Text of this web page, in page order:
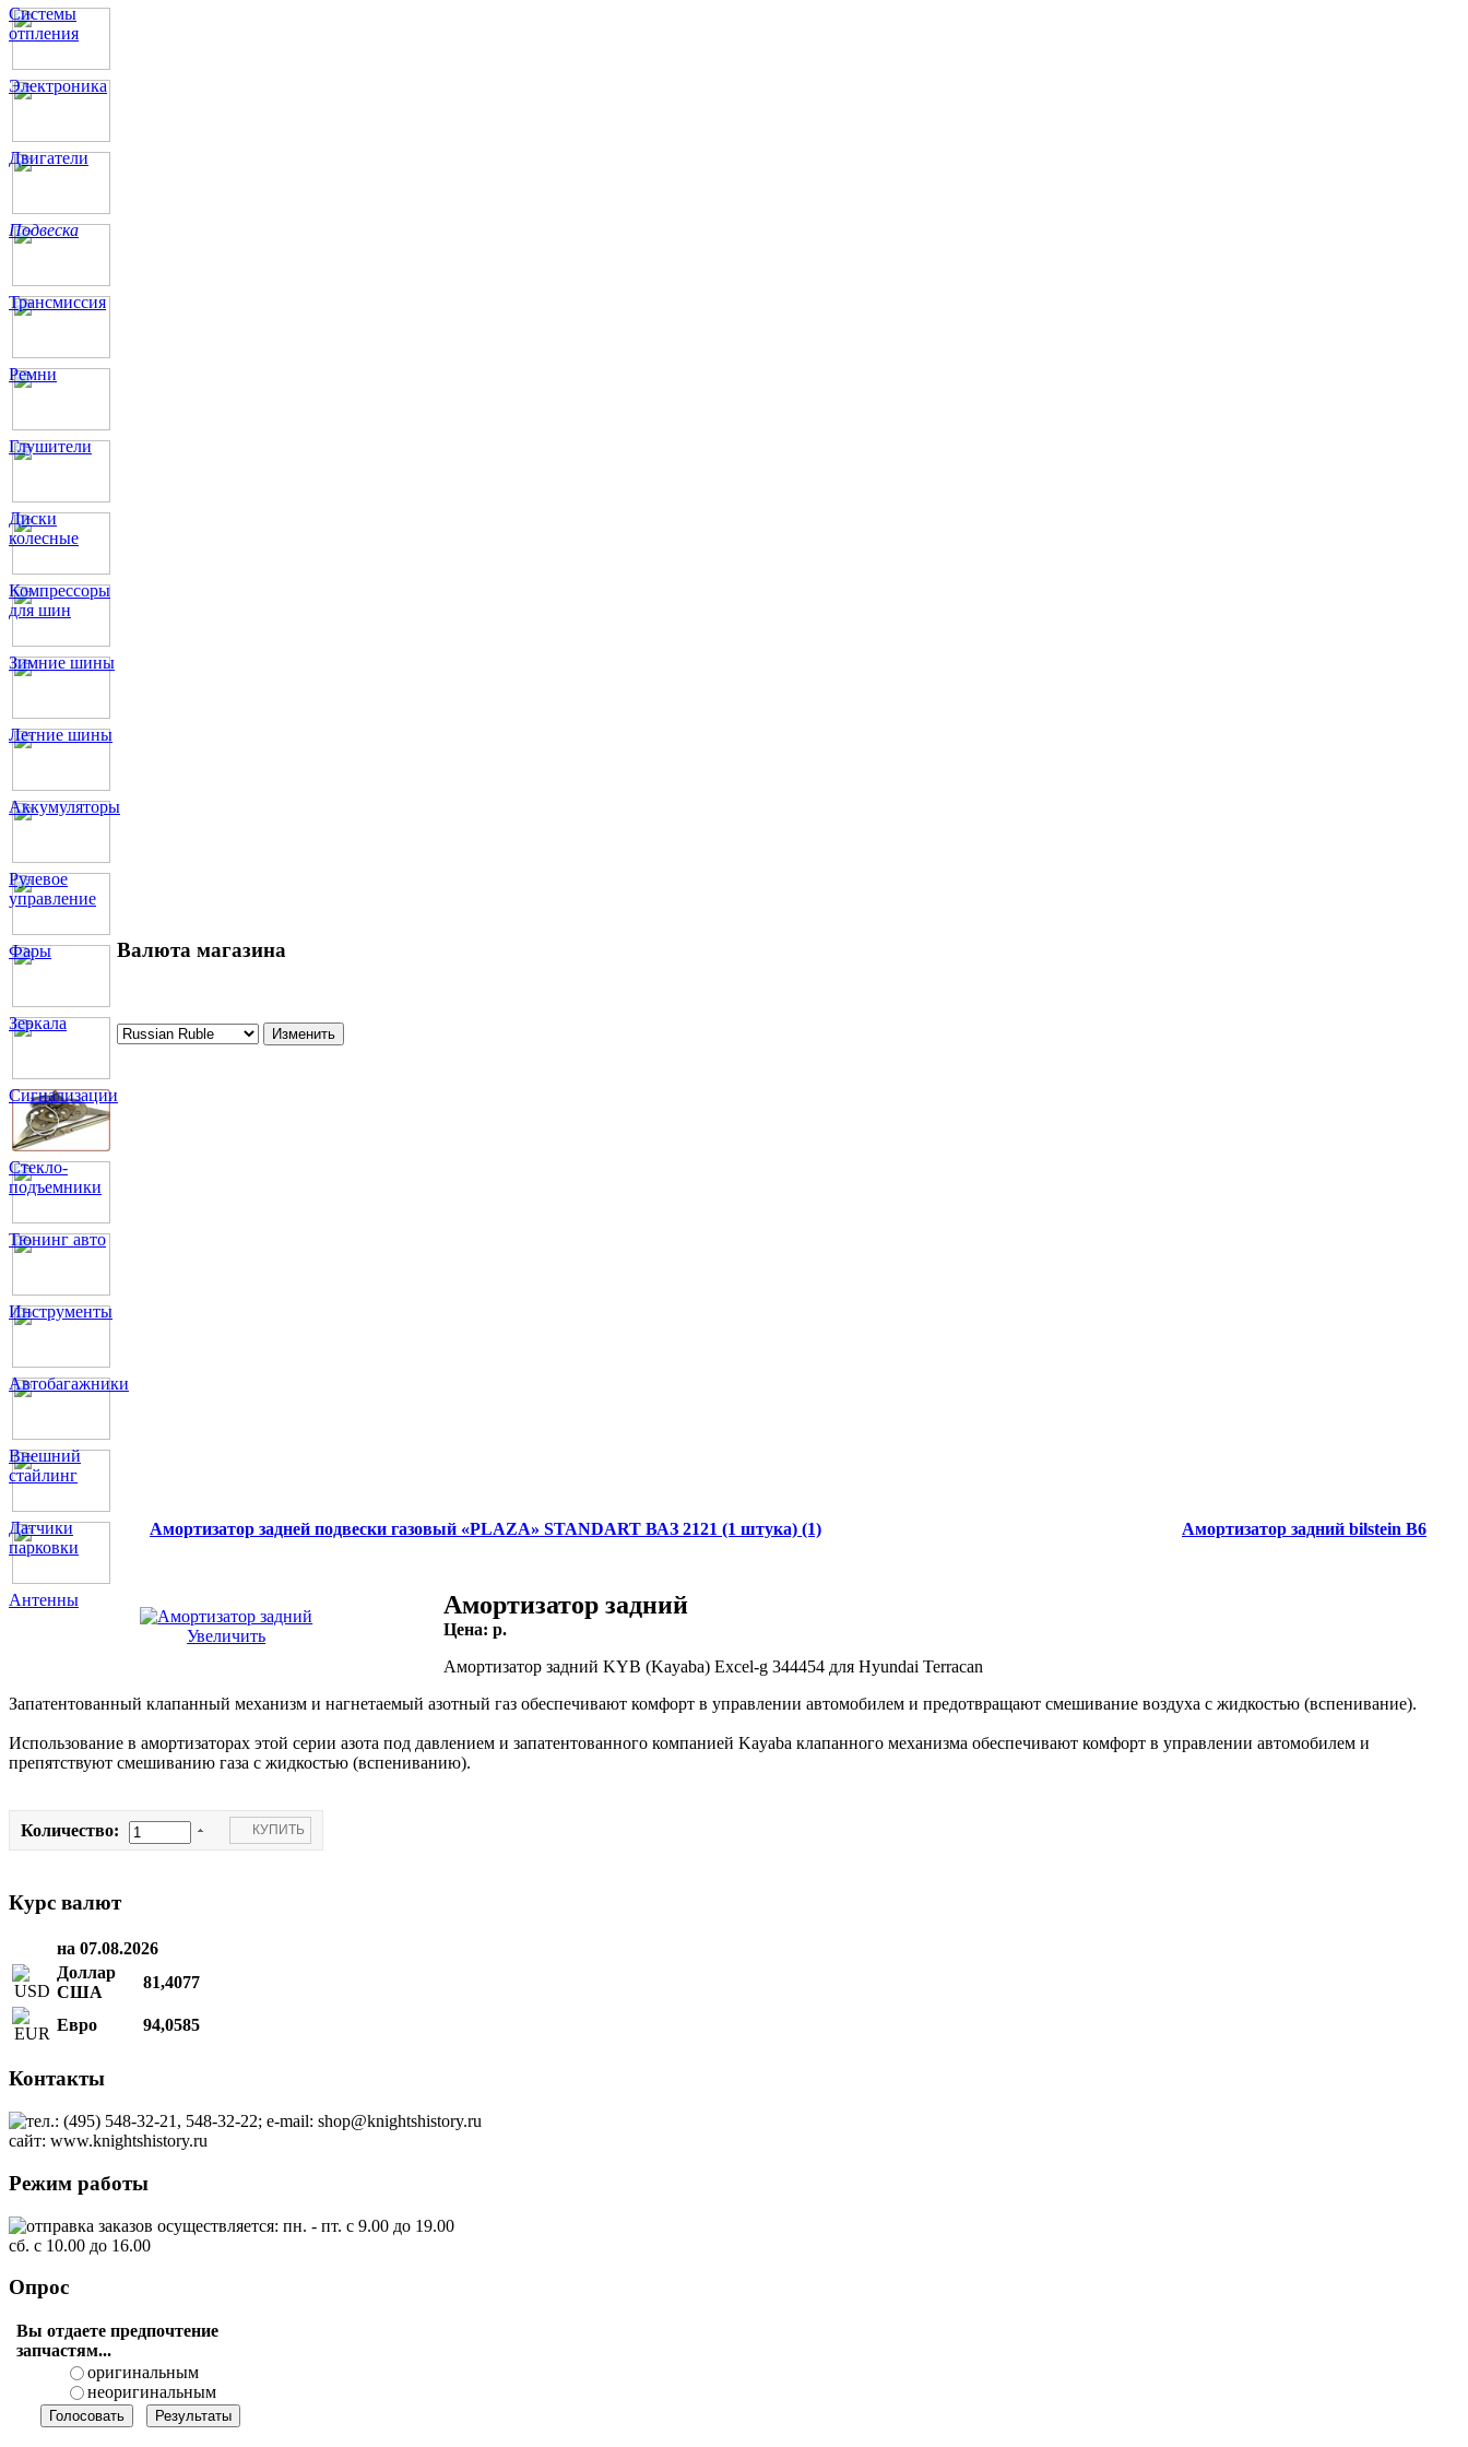
Системы
отпления
Электроника
Двигатели
Подвеска
Трансмиссия
Ремни
Глушители
Диски
колесные
Компрессоры
для шин
Зимние шины
Летние шины
Аккумуляторы
Рулевое
управление
Фары
Зеркала
Сигнализации
Стекло-
подъемники
Тюнинг авто
Инструменты
Автобагажники
Внешний
стайлинг
Датчики
парковки
Антенны
Валюта магазина
Амортизатор задней подвески газовый «PLAZA» STANDART ВАЗ 2121 (1 штука) (1) Амортизатор задний bilstein B6
Увеличить
Амортизатор задний
Цена:p.
Амортизатор задний KYB (Kayaba) Excel-g 344454 для Hyundai Terracan
Запатентованный клапанный механизм и нагнетаемый азотный газ обеспечивают комфорт в управлении автомобилем и предотвращают смешивание воздуха с жидкостью (вспенивание).
Использование в амортизаторах этой серии азота под давлением и запатентованного компанией Kayaba клапанного механизма обеспечивают комфорт в управлении автомобилем и
препятствуют смешиванию газа с жидкостью (вспениванию).
Количество:
Курс валют
на 07.08.2026
Доллар
США
81,4077
Евро 94,0585
Контакты
тел.: (495) 548-32-21, 548-32-22; e-mail: shop@knightshistory.ru
сайт: www.knightshistory.ru
Режим работы
отправка заказов осуществляется: пн. - пт. с 9.00 до 19.00
сб. с 10.00 до 16.00
Опрос
Вы отдаете предпочтение
запчастям...
оригинальным
неоригинальным